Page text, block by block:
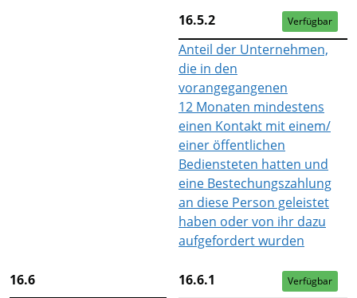
16.5.2 Verfügbar
Anteil der Unternehmen,
die in den
vorangegangenen
12 Monaten mindestens
einen Kontakt mit einem/
einer öffentlichen
Bediensteten hatten und
eine Bestechungszahlung
an diese Person geleistet
haben oder von ihr dazu
aufgefordert wurden
16.6
16.6.1 Verfügbar